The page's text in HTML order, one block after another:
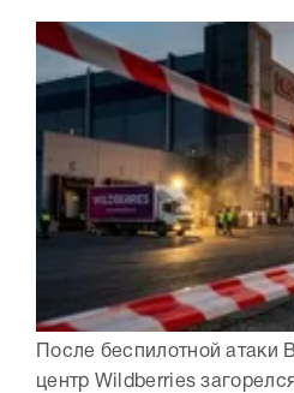
После беспилотной атаки
центр Wildberries